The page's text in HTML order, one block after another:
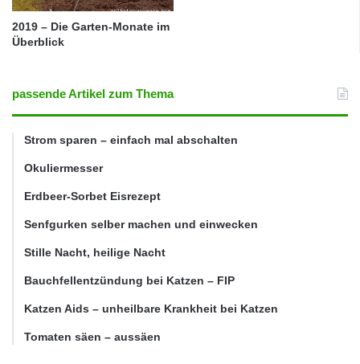
2019 – Die Garten-Monate im
Überblick
passende Artikel zum Thema
Strom sparen – einfach mal abschalten
Okuliermesser
Erdbeer-Sorbet Eisrezept
Senfgurken selber machen und einwecken
Stille Nacht, heilige Nacht
Bauchfellentzündung bei Katzen – FIP
Katzen Aids – unheilbare Krankheit bei Katzen
Tomaten säen – aussäen